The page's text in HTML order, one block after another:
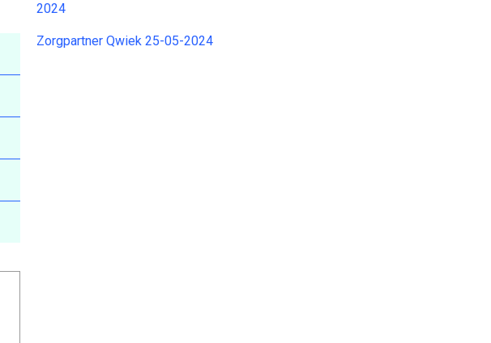
2024
Zorgpartner Qwiek 25-05-2024